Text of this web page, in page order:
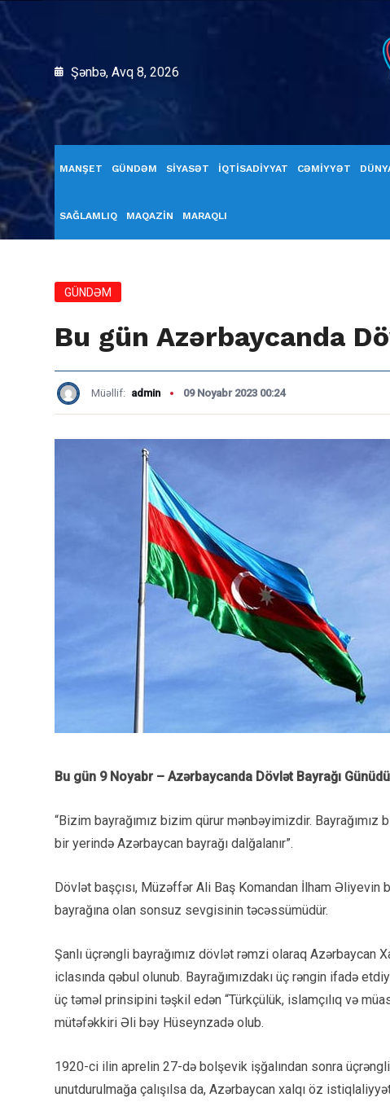
Şənbə, Avq 8, 2026
MANŞET GÜNDƏM SİYASƏT İQTİSADİYYAT CƏMİYYƏT
SAĞLAMLIQ MAQAZİN MARAQLI
GÜNDƏM
Bu gün Azərbaycanda
Müəllif: admin 09 Noyabr 2023 00:24
Bu gün 9 Noyabr – Azərbaycanda Dövlət Bayrağı
“Bizim bayrağımız bizim qürur mənbəyimizdir. Bayrağımız
bir yerində Azərbaycan bayrağı dalğalanır”.
Dövlət başçısı, Müzəffər Ali Baş Komandan İlham Əliyevin
bayrağına olan sonsuz sevgisinin təcəssümüdür.
Şanlı üçrəngli bayrağımız dövlət rəmzi olaraq
iclasında qəbul olunub. Bayrağımızdakı üç rəngin ifadə
üç təməl prinsipini təşkil edən “Türkçülük, islamçılıq və
mütəfəkkiri Əli bəy Hüseynzadə olub.
1920-ci ilin aprelin 27-də bolşevik işğalından sonra
unutdurulmağa çalışılsa da, Azərbaycan xalqı öz